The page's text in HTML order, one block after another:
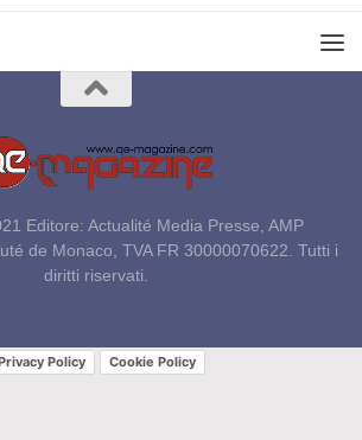
Editore: Actualité Media Presse, AMP
de Monaco, TVA FR 30000070622. Tutti i
diritti riservati.
Policy Cookie Policy